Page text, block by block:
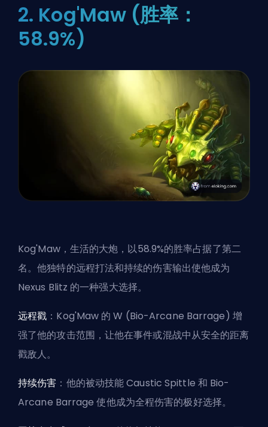
2. Kog'Maw (胜率：
58.9%)
Kog'Maw，生活的大炮，以58.9%的胜率占据了第二
名。他独特的远程打法和持续的伤害输出使他成为
Nexus Blitz 的一种强大选择。
远程戳 ：Kog'Maw 的 W (Bio-Arcane Barrage) 增
强了他的攻击范围，让他在事件或混战中从安全的距离
戳敌人。
持续伤害 ：他的被动技能 Caustic Spittle 和 Bio-
Arcane Barrage 使他成为全程伤害的极好选择。